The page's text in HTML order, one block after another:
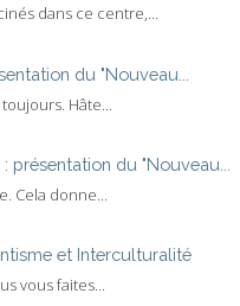
dans ce centre,...
du "Nouveau...
Hâte...
présentation du "Nouveau...
Cela donne...
et Interculturalité
vous faites...